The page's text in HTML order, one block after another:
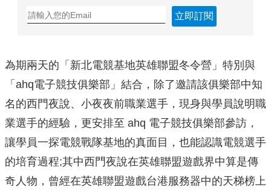
立即訂閱
為期兩天的「新北電競基地英雄聯盟冬令營」特別與
「ahq電子競技俱樂部」結合，除了邀請該俱樂部中知
名的西門夜說、小夜夜前職業選手，現身與學員說明職
業選手的經驗，更安排至 ahq 電子競技俱樂部參訪，
讓學員一探電競戰隊基地的真面目，也能認識電競選手
的培育過程;其中西門夜說在英雄聯盟遊戲界中算是傳
奇人物，曾經在英雄聯盟遊戲台港服務器中的天梯榜上